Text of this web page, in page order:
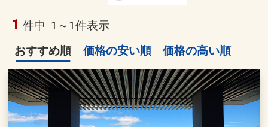
1 件中 1～1件表示
おすすめ順
価格の安い順 価格の高い順